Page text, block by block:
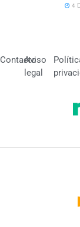
4
ContactoAviso
legal